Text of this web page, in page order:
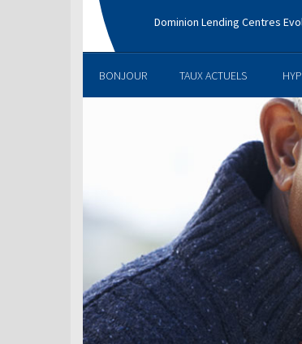
Dominion Lending Centres
BONJOUR TAUX ACTUELS